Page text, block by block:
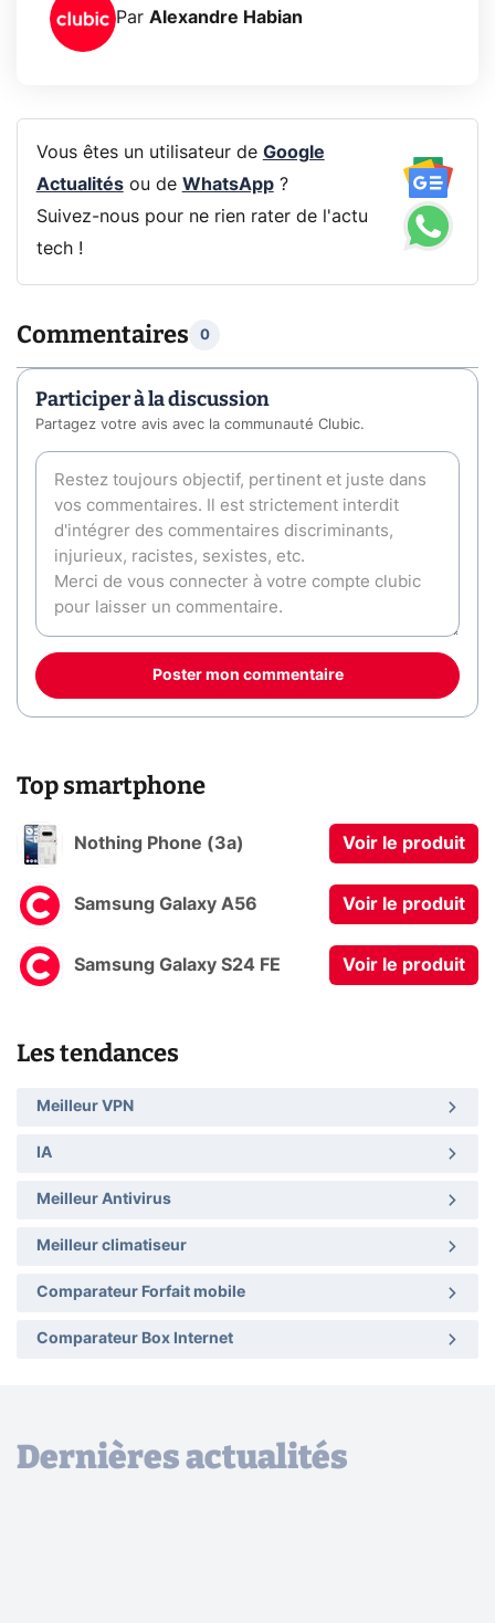
Par Alexandre Habian
Vous êtes un utilisateur de Google
Actualitésou de WhatsApp?
Suivez-nous pour ne rien rater de l'actu
tech !
Commentaires 0
Participer à la discussion
Partagez votre avis avec la communauté Clubic.
Poster mon commentaire
Top smartphone
Nothing Phone (3a) Voir le produit
Samsung Galaxy A56 Voir le produit
Samsung Galaxy S24 FE Voir le produit
Les tendances
Meilleur VPN
IA
Meilleur Antivirus
Meilleur climatiseur
Comparateur Forfait mobile
Comparateur Box Internet
Dernières actualités